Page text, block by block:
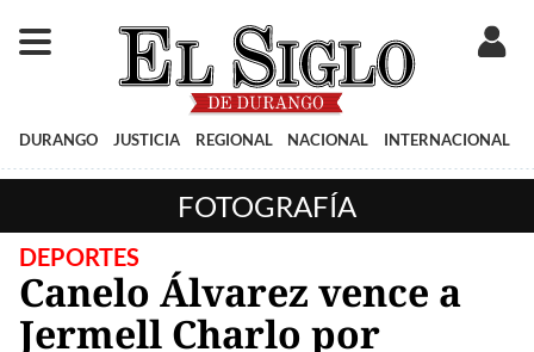
DURANGO JUSTICIA REGIONAL NACIONAL INTERNACIONAL
FOTOGRAFÍA
DEPORTES
Canelo Álvarez vence a
Jermell Charlo por